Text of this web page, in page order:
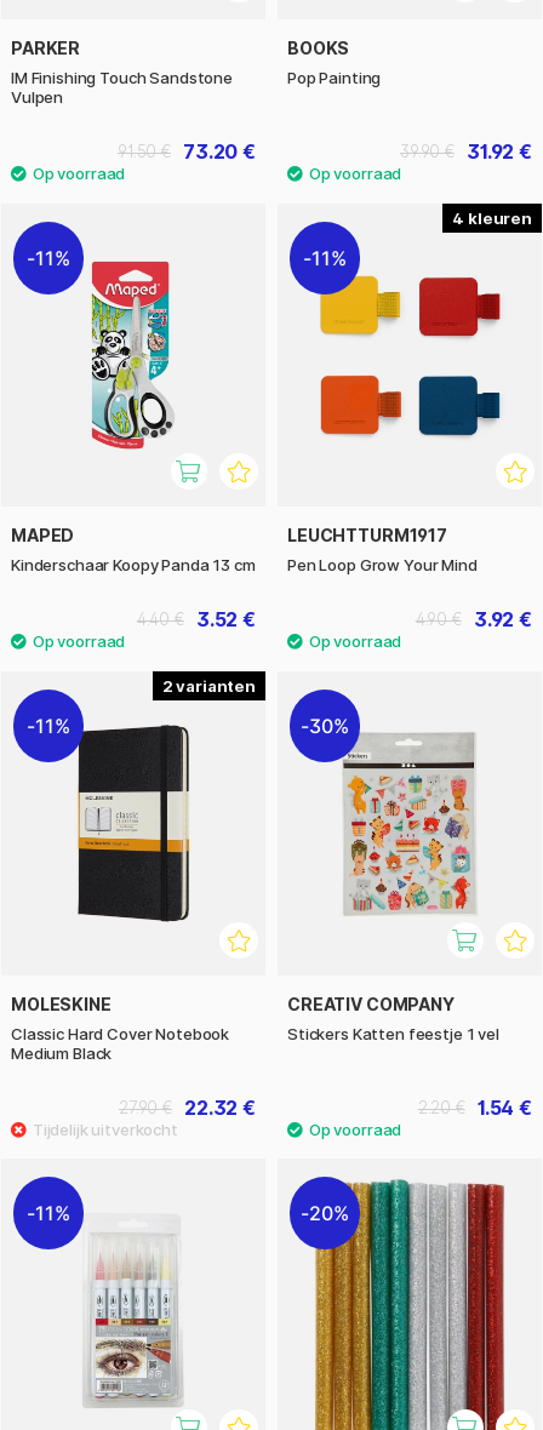
PARKER
IM Finishing Touch Sandstone
Vulpen
73.20 €
91.50 €
BOOKS
Pop Painting
31.92 €
39.90 €
11%
MAPED
Kinderschaar Koopy Panda 13 cm
3.52 €
4.40 €
4
11%
LEUCHTTURM1917
Pen Loop Grow Your Mind
3.92 €
4.90 €
2
11%
MOLESKINE
Classic Hard Cover Notebook
Medium Black
22.32 €
27.90 €
30%
CREATIV COMPANY
Stickers Katten feestje 1 vel
1.54 €
2.20 €
11% 20%